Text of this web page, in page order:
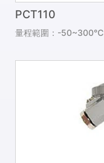
PCT110
量程範圍：-50~300℃